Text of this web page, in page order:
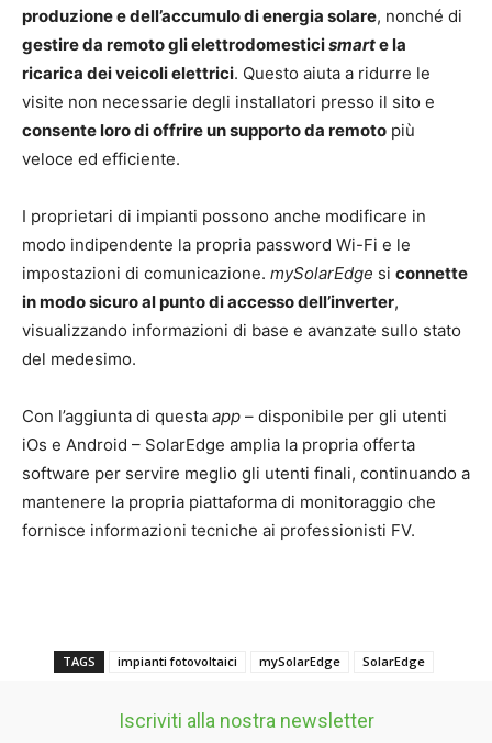
produzione e dell’accumulo di energia solare, nonché di
gestire da remoto gli elettrodomesticismarte la
ricarica dei veicoli elettrici. Questo aiuta a ridurre le
visite non necessarie degli installatori presso il sito e
consente loro di offrire un supporto da remoto più
veloce ed efficiente.
I proprietari di impianti possono anche modificare in
modo indipendente la propria password Wi-Fi e le
impostazioni di comunicazione. mySolarEdge si connette
in modo sicuro al punto di accesso dell’inverter,
visualizzando informazioni di base e avanzate sullo stato
del medesimo.
Con l’aggiunta di questa app – disponibile per gli utenti
iOs e Android – SolarEdge amplia la propria offerta
software per servire meglio gli utenti finali, continuando a
mantenere la propria piattaforma di monitoraggio che
fornisce informazioni tecniche ai professionisti FV.
TAGS impianti fotovoltaici mySolarEdge SolarEdge
Iscriviti alla nostra newsletter